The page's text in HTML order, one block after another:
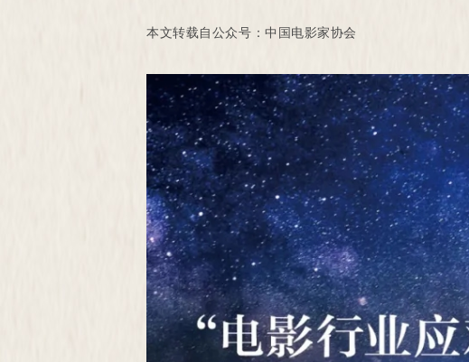
本文转载自公众号：中国电影家协会